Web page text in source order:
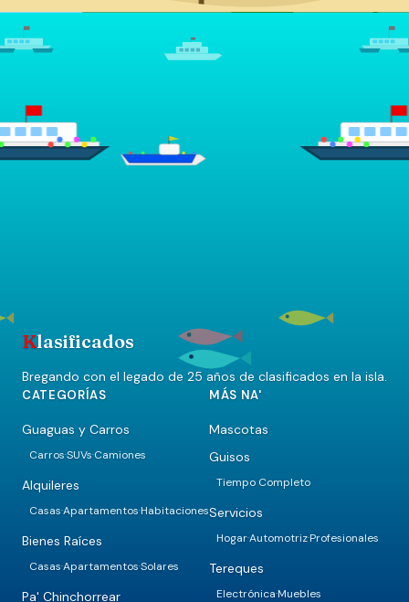
Klasificados
Bregando con el legado de 25 años de clasificados en la isla.
CATEGORÍAS
Guaguas y Carros
Carros·SUVs·Camiones
Alquileres
Casas·Apartamentos·Habitaciones
Bienes Raíces
Casas·Apartamentos·Solares
Pa' Chinchorrear
MÁS NA'
Mascotas
Guisos
Tiempo Completo
Servicios
Hogar·Automotriz·Profesionales
Tereques
Electrónica·Muebles